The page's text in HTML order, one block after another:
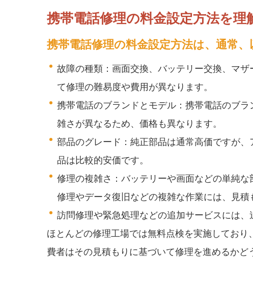
携帯電話修理の料金設定方法を理
携帯電話修理の料金設定方法は、通常
故障の種類：画面交換、バッテリー交換、マ
て修理の難易度や費用が異なります。
携帯電話のブランドとモデル：携帯電話のブ
雑さが異なるため、価格も異なります。
部品のグレード：純正部品は通常高価ですが
品は比較的安価です。
修理の複雑さ：バッテリーや画面などの単純
修理やデータ復旧などの複雑な作業には、見積
訪問修理や緊急処理などの追加サービスには、
ほとんどの修理工場では無料点検を実施してお
費者はその見積もりに基づいて修理を進めるかど